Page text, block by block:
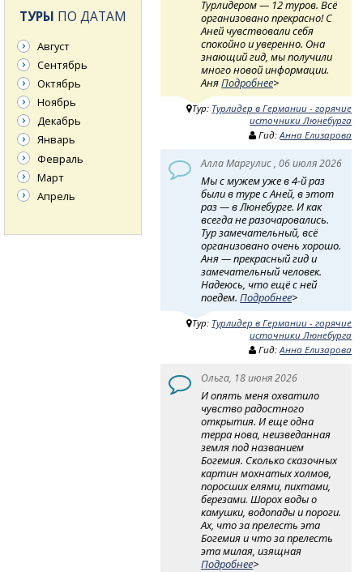
Турлидером — 12 туров. Всё
организовано прекрасно! С
Аней чувствовали себя
спокойно и уверенно. Она
знающий гид, мы получили
много новой информации.
АняПодробнее>
Тур: Турлидер в Германии - горячие
источники Люнебурга
Гид:Анна Елизарова
Алла Маргулис , 06 июля 2026
Мы с мужем уже в 4-й раз
были в туре с Аней, в этот
раз — в Люнебурге. И как
всегда не разочаровались.
Тур замечательный, всё
организовано очень хорошо.
Аня — прекрасный гид и
замечательный человек.
Надеюсь, что ещё с ней
поедем.Подробнее>
Тур: Турлидер в Германии - горячие
источники Люнебурга
Гид:Анна Елизарова
Ольга, 18 июня 2026
И опять меня охватило
чувство радостного
открытия. И еще одна
терра нова, неизведанная
земля под названием
Богемия. Сколько сказочных
картин мохнатых холмов,
поросших елями, пихтами,
березами. Шорох воды о
камушки, водопады и пороги.
Ах, что за прелесть эта
Богемия и что за прелесть
эта милая, изящная
Подробнее>
ТУРЫ ПО ДАТАМ
Август
Сентябрь
Октябрь
Ноябрь
Декабрь
Январь
Февраль
Март
Апрель